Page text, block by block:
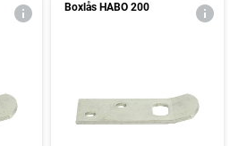
Boxlås HABO 200